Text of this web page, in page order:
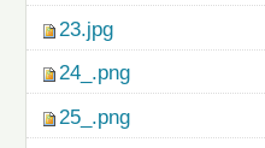
23.jpg
24_.png
25_.png